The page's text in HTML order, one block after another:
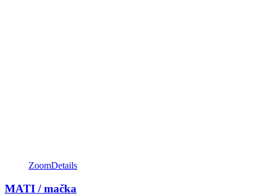
ZoomDetails
MATI / mačka